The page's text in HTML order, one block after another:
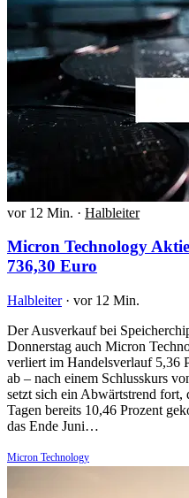
vor 12 Min. · Halbleiter
Micron Technology
736,30 Euro
Halbleiter · vor 12 Min.
Der Ausverkauf bei
Donnerstag auch Micron
verliert im Handelsverlauf 5,36
ab – nach einem Schlusskurs
setzt sich ein Abwärtstrend
Tagen bereits 10,46 Prozent
das Ende Juni…
Micron Technology